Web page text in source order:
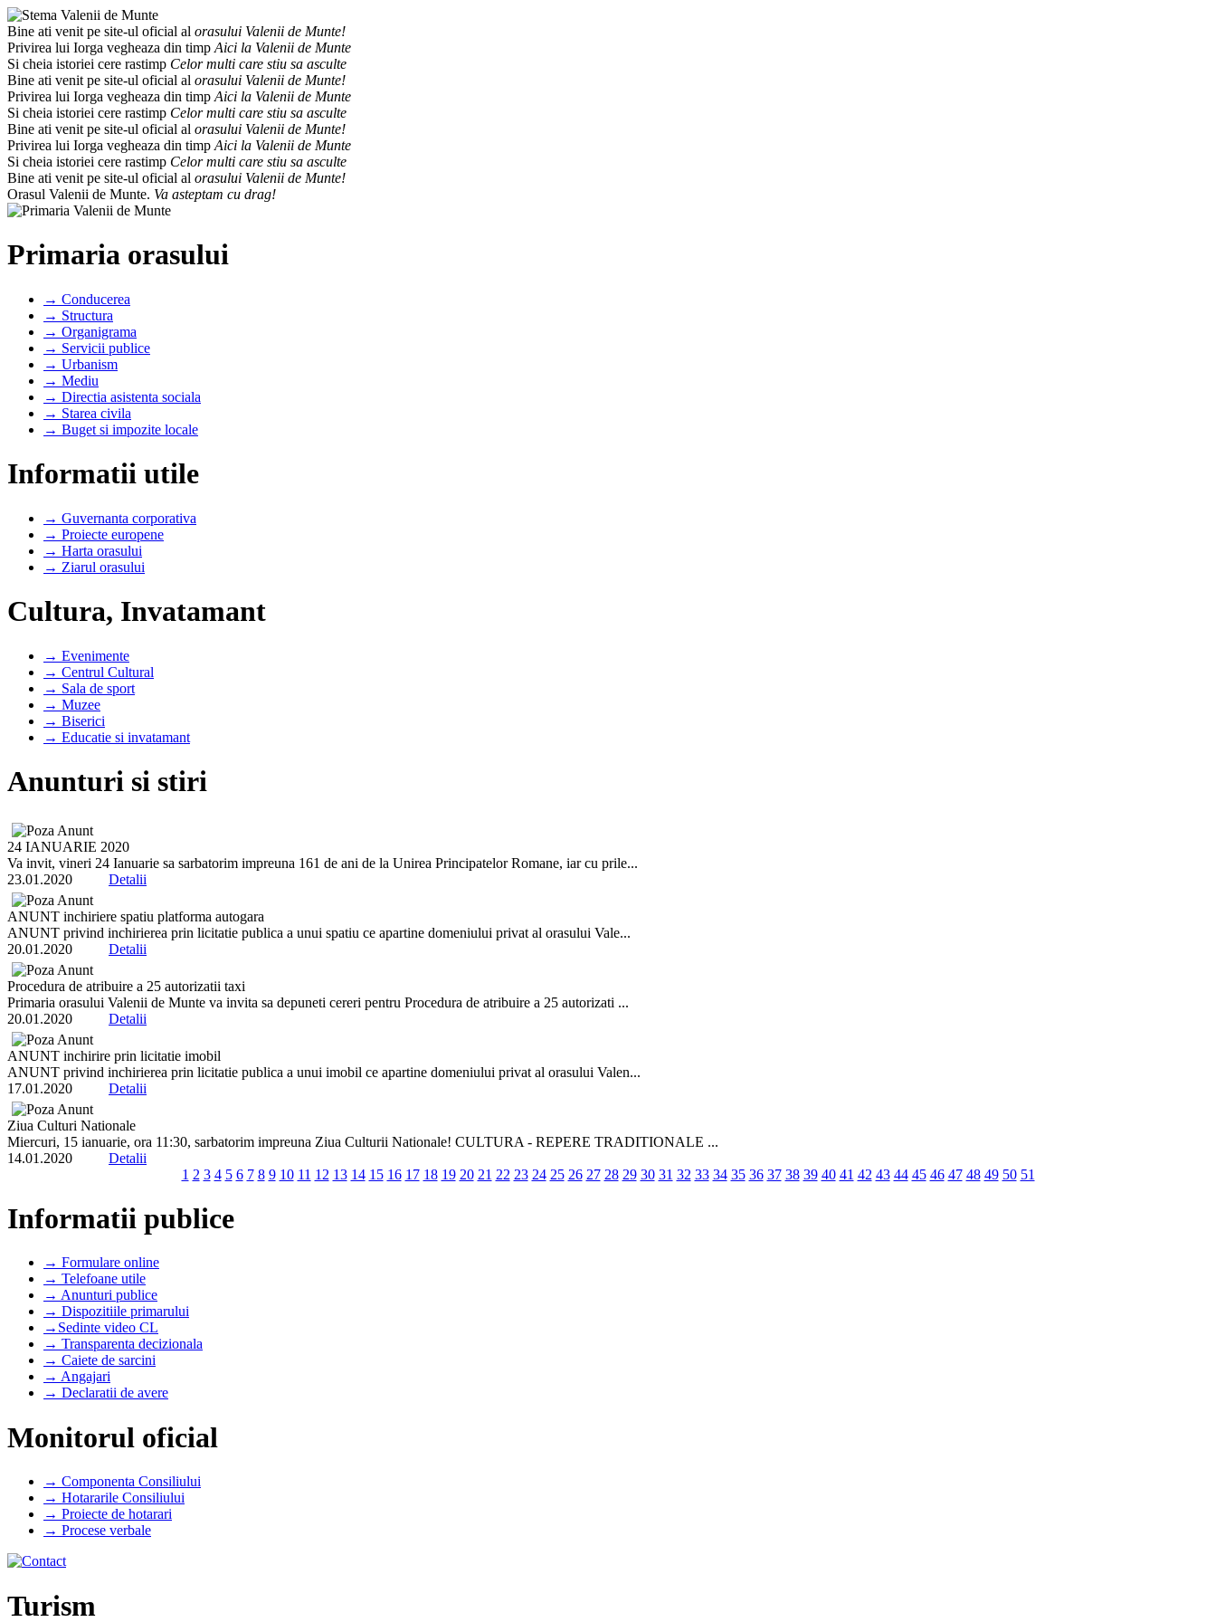
Bine ati venit pe site-ul oficial al orasului Valenii de Munte!
Privirea lui Iorga vegheaza din timp Aici la Valenii de Munte
Si cheia istoriei cere rastimp Celor multi care stiu sa asculte
Bine ati venit pe site-ul oficial al orasului Valenii de Munte!
Privirea lui Iorga vegheaza din timp Aici la Valenii de Munte
Si cheia istoriei cere rastimp Celor multi care stiu sa asculte
Bine ati venit pe site-ul oficial al orasului Valenii de Munte!
Privirea lui Iorga vegheaza din timp Aici la Valenii de Munte
Si cheia istoriei cere rastimp Celor multi care stiu sa asculte
Bine ati venit pe site-ul oficial al orasului Valenii de Munte!
Orasul Valenii de Munte. Va asteptam cu drag!
Primaria orasului
→ Conducerea
→ Structura
→ Organigrama
→ Servicii publice
→ Urbanism
→ Mediu
→ Directia asistenta sociala
→ Starea civila
→ Buget si impozite locale
Informatii utile
→ Guvernanta corporativa
→ Proiecte europene
→ Harta orasului
→ Ziarul orasului
Cultura, Invatamant
→ Evenimente
→ Centrul Cultural
→ Sala de sport
→ Muzee
→ Biserici
→ Educatie si invatamant
Anunturi si stiri
24 IANUARIE 2020
Va invit, vineri 24 Ianuarie sa sarbatorim impreuna 161 de ani de la Unirea Principatelor Romane, iar cu prile...
23.01.2020 Detalii
ANUNT inchiriere spatiu platforma autogara
ANUNT privind inchirierea prin licitatie publica a unui spatiu ce apartine domeniului privat al orasului Vale...
20.01.2020 Detalii
Procedura de atribuire a 25 autorizatii taxi
Primaria orasului Valenii de Munte va invita sa depuneti cereri pentru Procedura de atribuire a 25 autorizati ...
20.01.2020 Detalii
ANUNT inchirire prin licitatie imobil
ANUNT privind inchirierea prin licitatie publica a unui imobil ce apartine domeniului privat al orasului Valen...
17.01.2020 Detalii
Ziua Culturi Nationale
Miercuri, 15 ianuarie, ora 11:30, sarbatorim impreuna Ziua Culturii Nationale! CULTURA - REPERE TRADITIONALE ...
14.01.2020 Detalii
1 2 3 4 5 6 7 8 9 10 11 12 13 14 15 16 17 18 19 20 21 22 23 24 25 26 27 28 29 30 31 32 33 34 35 36 37 38 39 40 41 42 43 44 45 46 47 48 49 50 51
Informatii publice
→ Formulare online
→ Telefoane utile
→ Anunturi publice
→ Dispozitiile primarului
→Sedinte video CL
→ Transparenta decizionala
→ Caiete de sarcini
→ Angajari
→ Declaratii de avere
Monitorul oficial
→ Componenta Consiliului
→ Hotararile Consiliului
→ Proiecte de hotarari
→ Procese verbale
Turism